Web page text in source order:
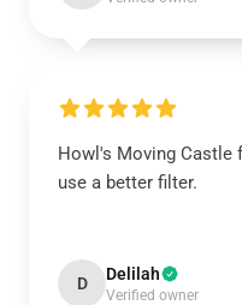
Howl's Moving Castle
use a better filter.
D Delilah
Verified owner